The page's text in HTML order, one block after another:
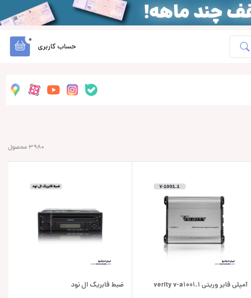
حساب کاربری
0
3980 محصول
آمپلی فایر وریتی verity v-a1001.1 ضبط فابریک ال نود